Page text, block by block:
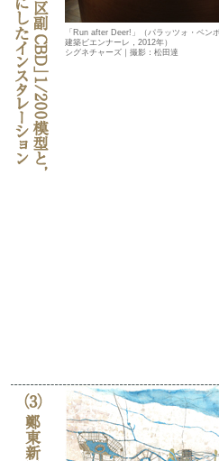
「Run after Deer!」（パラッツォ・ベン
建築ビエンナーレ，2012年）
シグネチャーズ｜撮影：松田達